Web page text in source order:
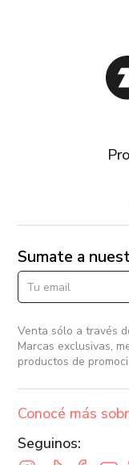
Sumate a
Venta sólo a través
Marcas exclusivas,
productos de
Conocé más
Seguinos: